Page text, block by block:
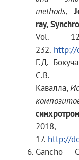
число щелей
вращения
модуляции
methods,
ray,
Vol.
232. http://
Г.Д.
Кавалла,
17. http://
Gancho